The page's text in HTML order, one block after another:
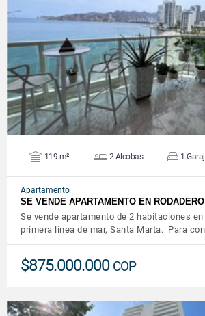
VER DETALLES
119 m² 2 Alcobas 1
Apartamento
SE VENDE APARTAMENTO EN
Se vende apartamento de 2 habitaciones en
primera línea de mar, Santa Marta. Para
$875.000.000 COP